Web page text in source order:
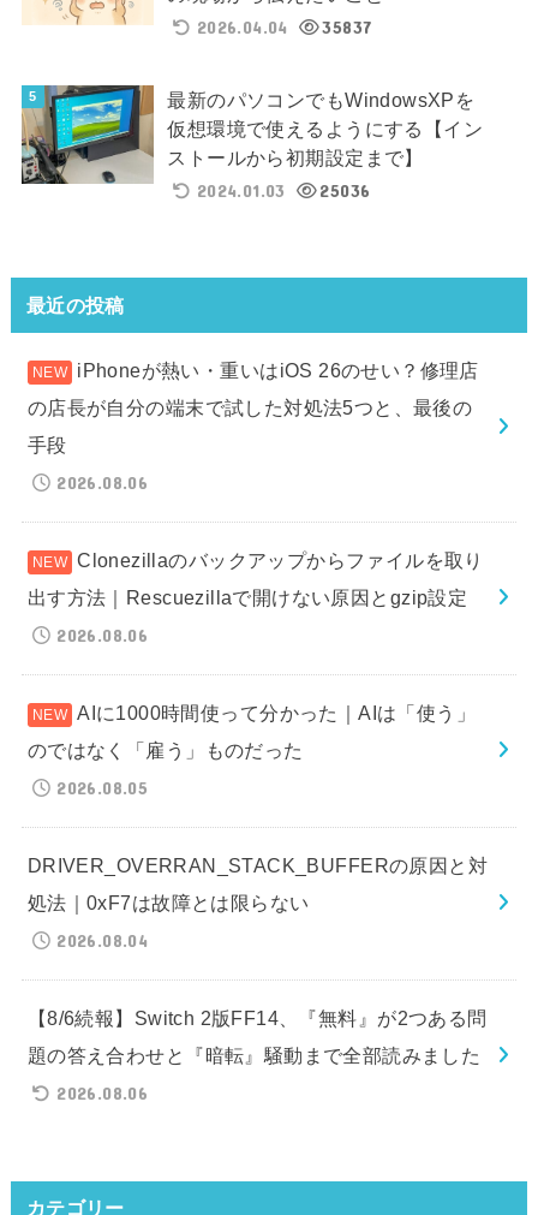
2026.04.04
35837
最新のパソコンでもWindowsXPを
仮想環境で使えるようにする【イン
ストールから初期設定まで】
2024.01.03
25036
最近の投稿
iPhoneが熱い・重いはiOS 26のせい？修理店
の店長が自分の端末で試した対処法5つと、最後の
手段
2026.08.06
Clonezillaのバックアップからファイルを取り
出す方法｜Rescuezillaで開けない原因とgzip設定
2026.08.06
AIに1000時間使って分かった｜AIは「使う」
のではなく「雇う」ものだった
2026.08.05
DRIVER_OVERRAN_STACK_BUFFERの原因と対
処法｜0xF7は故障とは限らない
2026.08.04
【8/6続報】Switch 2版FF14、『無料』が2つある問
題の答え合わせと『暗転』騒動まで全部読みました
2026.08.06
カテゴリー